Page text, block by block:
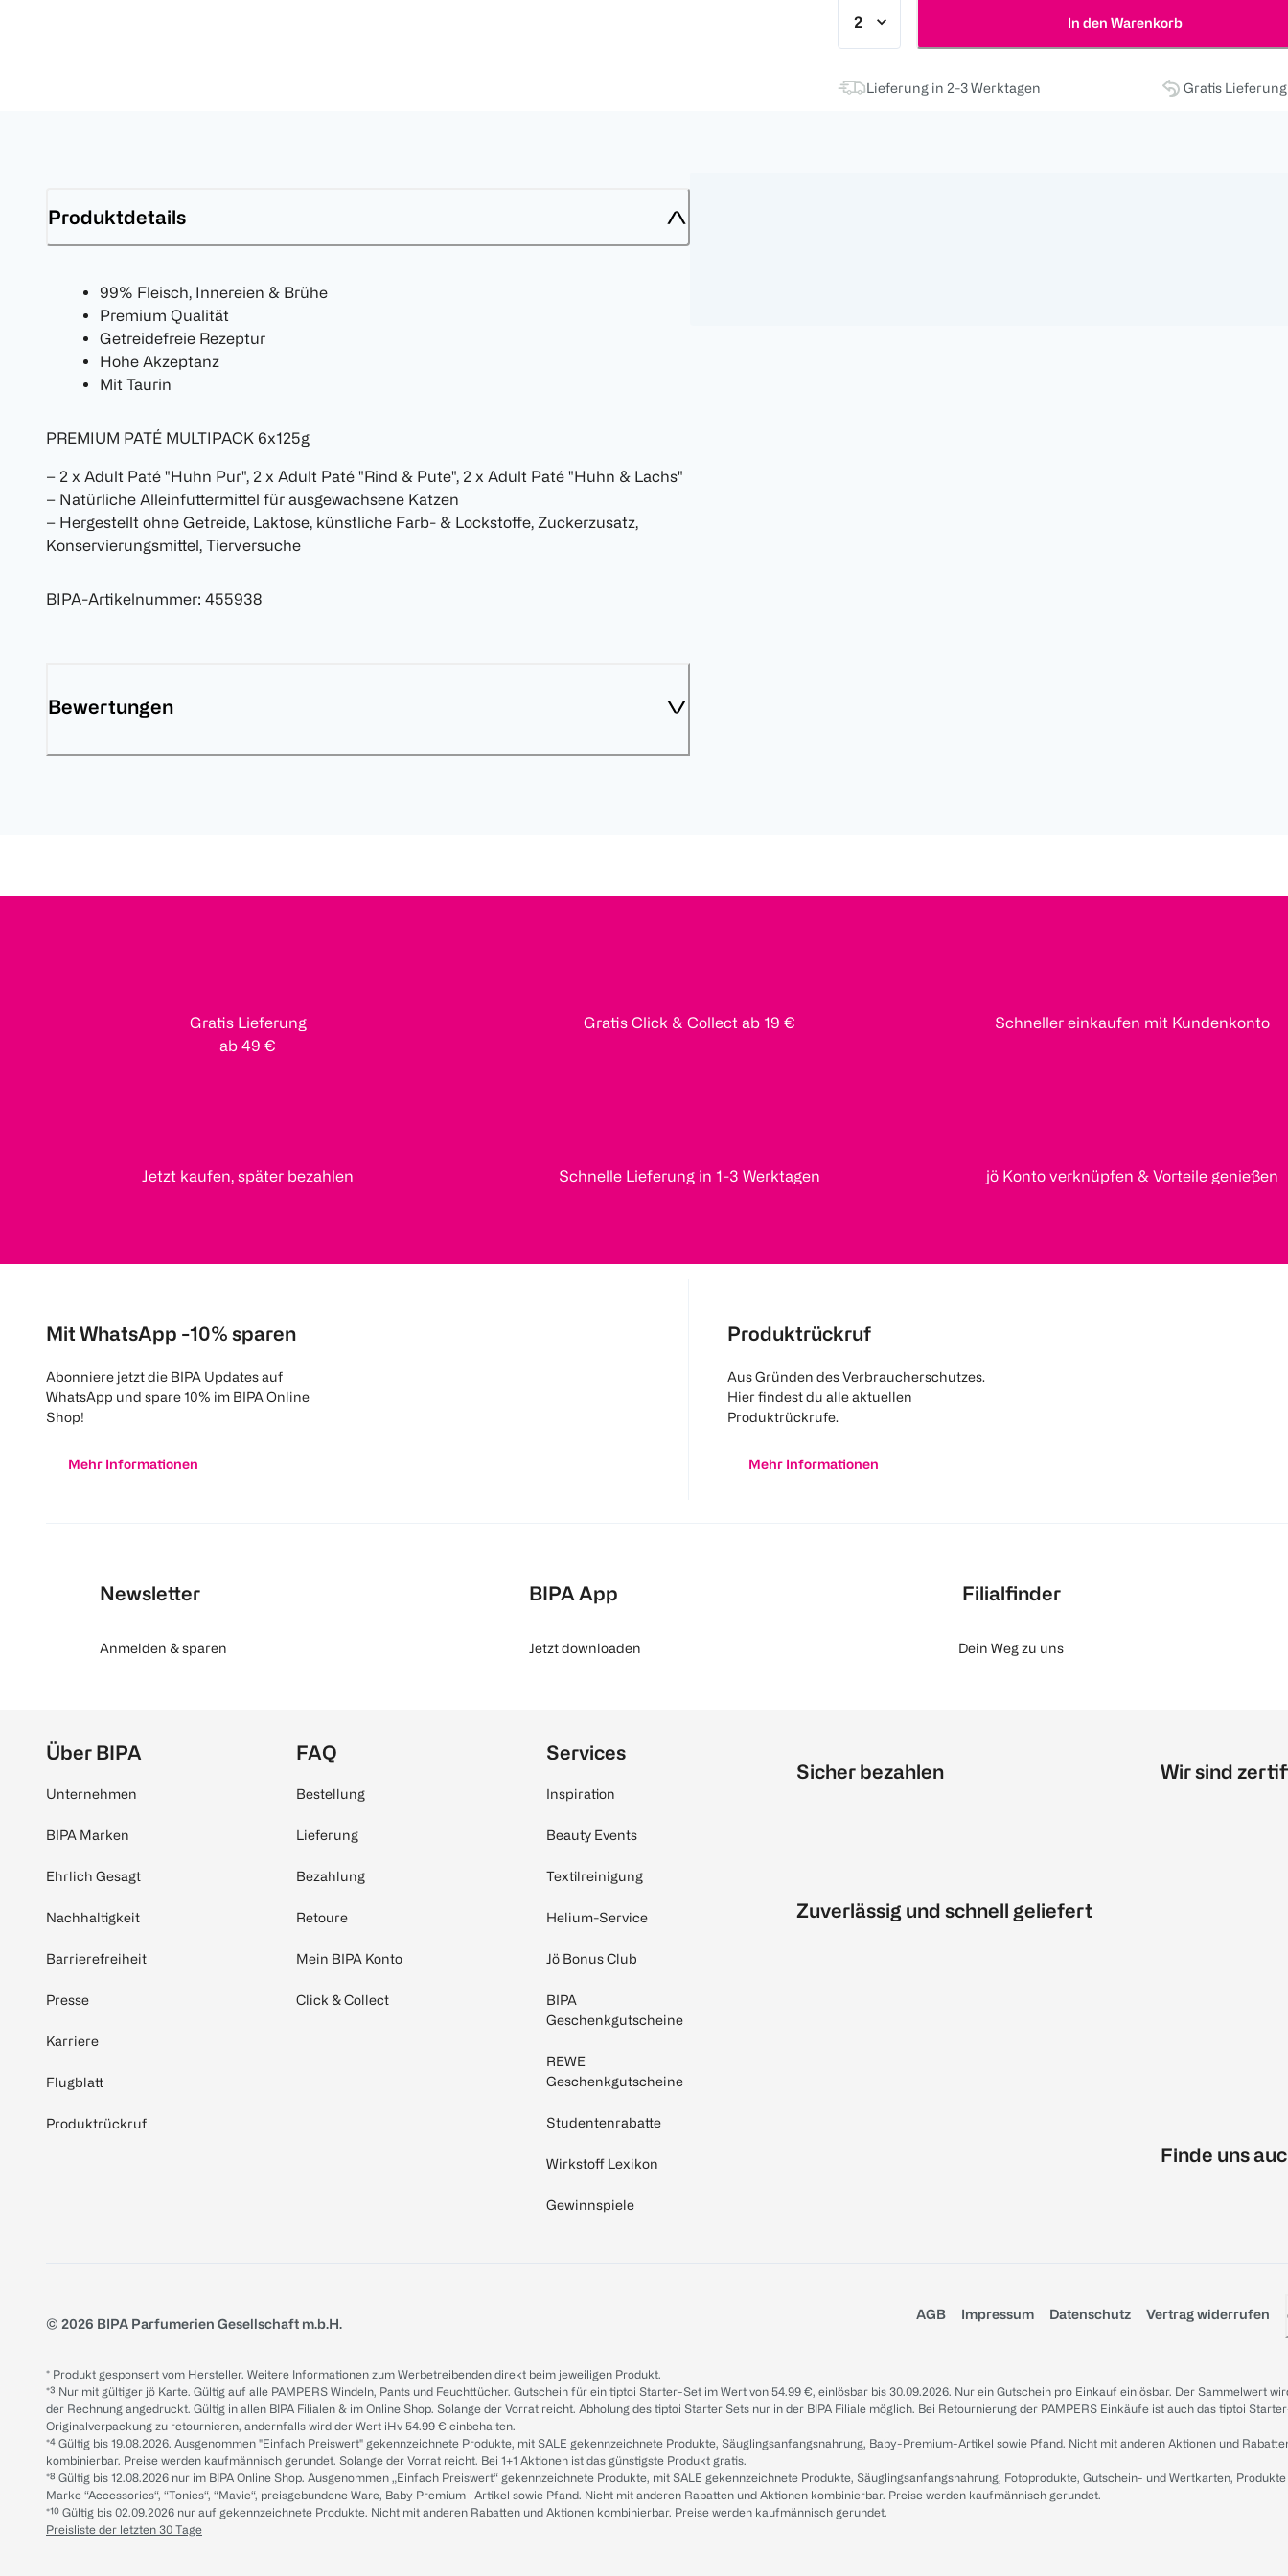
In den Warenkorb
Lieferung in 2-3 Werktagen Gratis
Produktdetails
99% Fleisch, Innereien & Brühe
Premium Qualität
Getreidefreie Rezeptur
Hohe Akzeptanz
Mit Taurin
PREMIUM PATÉ MULTIPACK 6x125g
– 2 x Adult Paté "Huhn Pur", 2 x Adult Paté "Rind & Pute", 2 x Adult Paté "Huhn & Lachs"
– Natürliche Alleinfuttermittel für ausgewachsene Katzen
– Hergestellt ohne Getreide, Laktose, künstliche Farb- & Lockstoffe, Zuckerzusatz,
Konservierungsmittel, Tierversuche
BIPA-Artikelnummer: 455938
Bewertungen
Gratis Lieferung
ab 49 €
Gratis Click & Collect ab 19 € Schneller einkaufen mit Kundenkonto
Jetzt kaufen, später bezahlen Schnelle Lieferung in 1-3 Werktagen jö Konto verknüpfen & Vorteile genießen
Mit WhatsApp -10% sparen
Abonniere jetzt die BIPA Updates auf
WhatsApp und spare 10% im BIPA Online
Shop!
Mehr Informationen
Produktrückruf
Aus Gründen des Verbraucherschutzes.
Hier findest du alle aktuellen
Produktrückrufe.
Mehr Informationen
Newsletter
Anmelden & sparen
BIPA App
Jetzt downloaden
Filialfinder
Dein Weg zu uns
Über BIPA
Unternehmen
BIPA Marken
Ehrlich Gesagt
Nachhaltigkeit
Barrierefreiheit
Presse
Karriere
Flugblatt
Produktrückruf
FAQ
Bestellung
Lieferung
Bezahlung
Retoure
Mein BIPA Konto
Click & Collect
Services
Inspiration
Beauty Events
Textilreinigung
Helium-Service
Jö Bonus Club
BIPA
Geschenkgutscheine
REWE
Geschenkgutscheine
Studentenrabatte
Wirkstoff Lexikon
Gewinnspiele
Sicher bezahlen
Zuverlässig und schnell geliefert
Wir sind
Finde uns
© 2026 BIPA Parfumerien Gesellschaft m.b.H.
AGB Impressum Datenschutz Vertrag widerrufen
* Produkt gesponsert vom Hersteller. Weitere Informationen zum Werbetreibenden direkt beim jeweiligen Produkt.
*³ Nur mit gültiger jö Karte. Gültig auf alle PAMPERS Windeln, Pants und Feuchttücher. Gutschein für ein tiptoi Starter-Set im Wert von 54.99 €, einlösbar bis 30.09.2026. Nur ein Gutschein pro Einkauf einlösbar. Der Sammelwert
der Rechnung angedruckt. Gültig in allen BIPA Filialen & im Online Shop. Solange der Vorrat reicht. Abholung des tiptoi Starter Sets nur in der BIPA Filiale möglich. Bei Retournierung der PAMPERS Einkäufe ist auch das tiptoi
Originalverpackung zu retournieren, andernfalls wird der Wert iHv 54.99 € einbehalten.
*⁴ Gültig bis 19.08.2026. Ausgenommen "Einfach Preiswert" gekennzeichnete Produkte, mit SALE gekennzeichnete Produkte, Säuglingsanfangsnahrung, Baby-Premium-Artikel sowie Pfand. Nicht mit anderen Aktionen und
kombinierbar. Preise werden kaufmännisch gerundet. Solange der Vorrat reicht. Bei 1+1 Aktionen ist das günstigste Produkt gratis.
*⁸ Gültig bis 12.08.2026 nur im BIPA Online Shop. Ausgenommen „Einfach Preiswert“ gekennzeichnete Produkte, mit SALE gekennzeichnete Produkte, Säuglingsanfangsnahrung, Fotoprodukte, Gutschein- und Wertkarten,
Marke “Accessories“, “Tonies“, “Mavie“, preisgebundene Ware, Baby Premium- Artikel sowie Pfand. Nicht mit anderen Rabatten und Aktionen kombinierbar. Preise werden kaufmännisch gerundet.
*¹⁰ Gültig bis 02.09.2026 nur auf gekennzeichnete Produkte. Nicht mit anderen Rabatten und Aktionen kombinierbar. Preise werden kaufmännisch gerundet.
Preisliste der letzten 30 Tage